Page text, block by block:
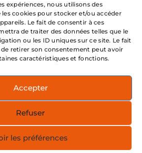
expériences, nous utilisons des
cookies pour stocker et/ou accéder
Le fait de consentir à ces
de traiter des données telles que le
ou les ID uniques sur ce site. Le fait
retirer son consentement peut avoir
caractéristiques et fonctions.
Accepter
Refuser
les préférences
16h
notre volonté d’établir des
avec la clientèle du Québec